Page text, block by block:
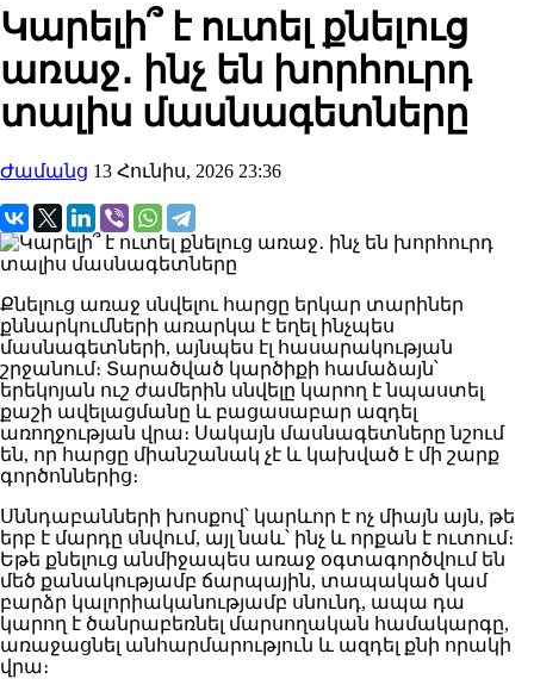
Կարելի՞ է ուտել քնելուց
առաջ․ ինչ են խորհուրդ
տալիս մասնագետները
Ժամանց 13 Հունիս, 2026 23:36
Քնելուց առաջ սնվելու հարցը երկար տարիներ
քննարկումների առարկա է եղել ինչպես
մասնագետների, այնպես էլ հասարակության
շրջանում։ Տարածված կարծիքի համաձայն՝
երեկոյան ուշ ժամերին սնվելը կարող է նպաստել
քաշի ավելացմանը և բացասաբար ազդել
առողջության վրա։ Սակայն մասնագետները նշում
են, որ հարցը միանշանակ չէ և կախված է մի շարք
գործոններից։
Սննդաբանների խոսքով՝ կարևոր է ոչ միայն այն, թե
երբ է մարդը սնվում, այլ նաև՝ ինչ և որքան է ուտում։
Եթե քնելուց անմիջապես առաջ օգտագործվում են
մեծ քանակությամբ ճարպային, տապակած կամ
բարձր կալորիականությամբ սնունդ, ապա դա
կարող է ծանրաբեռնել մարսողական համակարգը,
առաջացնել անհարմարություն և ազդել քնի որակի
վրա։